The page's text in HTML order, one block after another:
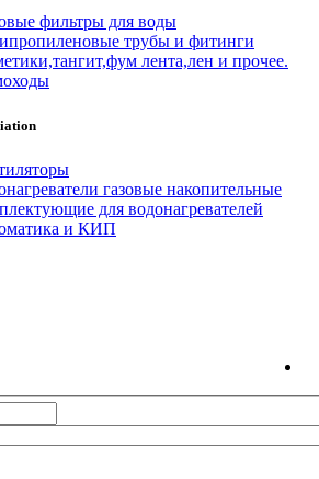
фильтры для воды
трубы и фитинги
лента,лен и прочее.
газовые накопительные
для водонагревателей
и КИП